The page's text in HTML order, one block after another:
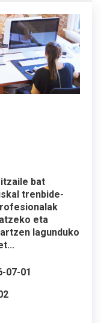
bat
trenbide-
eta
lagunduko
07-01